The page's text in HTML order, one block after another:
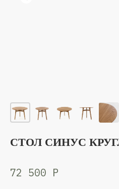
СТОЛ СИНУС
72 500 Р